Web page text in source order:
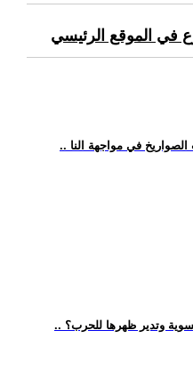
في الموقع الرئيسي
في مواجهة النا
وتدير ظهرها للحرب؟